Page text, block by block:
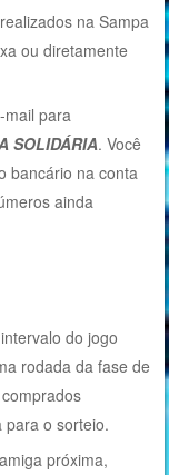
na Sampa
ou diretamente
mail para
SOLIDÁRIA. Você
bancário na conta
ainda
do jogo
rodada da fase de
para o sorteio.
próxima,